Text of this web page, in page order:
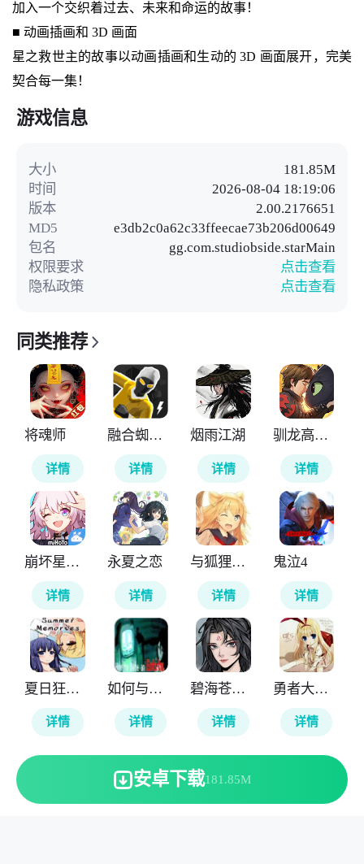
加入一个交织着过去、未来和命运的故事！
■ 动画插画和 3D 画面
星之救世主的故事以动画插画和生动的 3D 画面展开，完美
契合每一集！
游戏信息
大小
181.85M
时间
2026-08-04 18:19:06
版本
2.00.2176651
MD5
e3db2c0a62c33ffeecae73b206d00649
包名
gg.com.studiobside.starMain
权限要求
点击查看
隐私政策
点击查看
同类推荐
将魂师
详情
融合蜘蛛侠
详情
烟雨江湖
详情
驯龙高手旅程
详情
崩坏星穹铁道云游戏
详情
永夏之恋
详情
与狐狸的日常
详情
鬼泣4
详情
夏日狂想曲
详情
如何与实体约会
详情
碧海苍云录
详情
勇者大战魔物娘
详情
安卓下载181.85M